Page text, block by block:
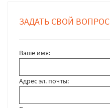
ЗАДАТЬ СВОЙ ВОПРОС
Ваше имя:
Адрес эл. почты: